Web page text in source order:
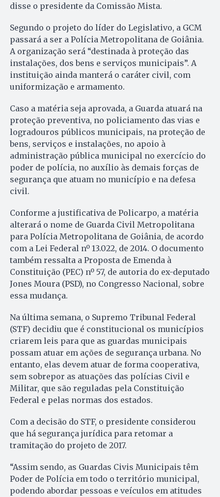
disse o presidente da Comissão Mista.
Segundo o projeto do líder do Legislativo, a GCM
passará a ser a Polícia Metropolitana de Goiânia.
A organização será “destinada à proteção das
instalações, dos bens e serviços municipais”. A
instituição ainda manterá o caráter civil, com
uniformização e armamento.
Caso a matéria seja aprovada, a Guarda atuará na
proteção preventiva, no policiamento das vias e
logradouros públicos municipais, na proteção de
bens, serviços e instalações, no apoio à
administração pública municipal no exercício do
poder de polícia, no auxílio às demais forças de
segurança que atuam no município e na defesa
civil.
Conforme a justificativa de Policarpo, a matéria
alterará o nome de Guarda Civil Metropolitana
para Polícia Metropolitana de Goiânia, de acordo
com a Lei Federal nº 13.022, de 2014. O documento
também ressalta a Proposta de Emenda à
Constituição (PEC) nº 57, de autoria do ex-deputado
Jones Moura (PSD), no Congresso Nacional, sobre
essa mudança.
Na última semana, o Supremo Tribunal Federal
(STF) decidiu que é constitucional os municípios
criarem leis para que as guardas municipais
possam atuar em ações de segurança urbana. No
entanto, elas devem atuar de forma cooperativa,
sem sobrepor as atuações das polícias Civil e
Militar, que são reguladas pela Constituição
Federal e pelas normas dos estados.
Com a decisão do STF, o presidente considerou
que há segurança jurídica para retomar a
tramitação do projeto de 2017.
“Assim sendo, as Guardas Civis Municipais têm
Poder de Polícia em todo o território municipal,
podendo abordar pessoas e veículos em atitudes